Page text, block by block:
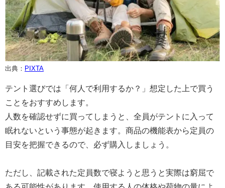
出典： PIXTA
テント選びでは「何人で利用するか？」想定した上で買う
ことをおすすめします。
人数を確認せずに買ってしまうと、全員がテントに入って
眠れないという事態が起きます。商品の機能表から定員の
目安を把握できるので、必ず購入しましょう。
ただし、記載された定員数で寝ようと思うと実際は窮屈で